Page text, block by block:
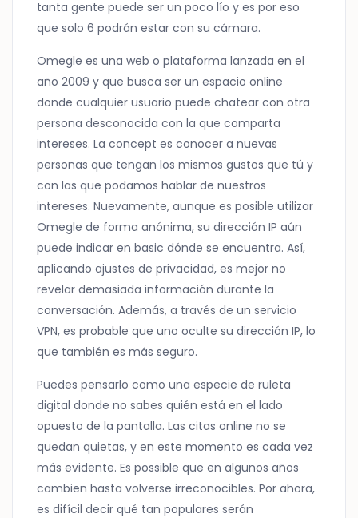
tanta gente puede ser un poco lío y es por eso
que solo 6 podrán estar con su cámara.
Omegle es una web o plataforma lanzada en el
año 2009 y que busca ser un espacio online
donde cualquier usuario puede chatear con otra
persona desconocida con la que comparta
intereses. La concept es conocer a nuevas
personas que tengan los mismos gustos que tú y
con las que podamos hablar de nuestros
intereses. Nuevamente, aunque es posible utilizar
Omegle de forma anónima, su dirección IP aún
puede indicar en basic dónde se encuentra. Así,
aplicando ajustes de privacidad, es mejor no
revelar demasiada información durante la
conversación. Además, a través de un servicio
VPN, es probable que uno oculte su dirección IP, lo
que también es más seguro.
Puedes pensarlo como una especie de ruleta
digital donde no sabes quién está en el lado
opuesto de la pantalla. Las citas online no se
quedan quietas, y en este momento es cada vez
más evidente. Es possible que en algunos años
cambien hasta volverse irreconocibles. Por ahora,
es difícil decir qué tan populares serán